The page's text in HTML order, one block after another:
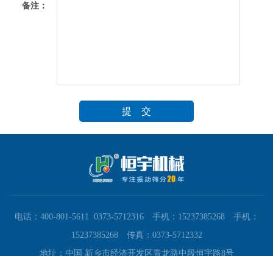
备注：
电话：400-801-5611 0373-5712316 手机：15237385268 手机：
15237385268 传真：0373-5712332
地址：中国 新乡市经济开发区青龙路中段恒宇路8号